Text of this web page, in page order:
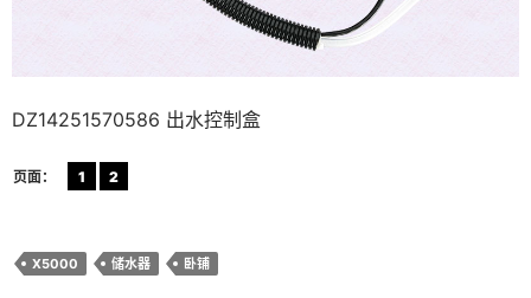
DZ14251570586 出水控制盒
页面： 1 2
X5000 储水器 卧铺